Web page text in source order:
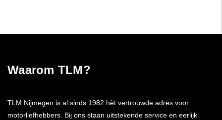
Waarom TLM?
TLM Nijmegen is al sinds 1982 hèt vertrouwde adres voor
motorliefhebbers. Bij ons staan uitstekende service en eerlijk